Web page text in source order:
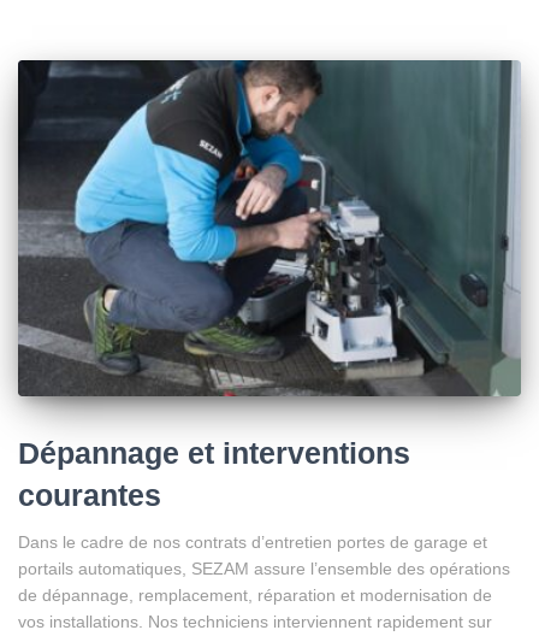
Dépannage et interventions
courantes
Dans le cadre de nos contrats d’entretien portes de garage et
portails automatiques, SEZAM assure l’ensemble des opérations
de dépannage, remplacement, réparation et modernisation de
vos installations. Nos techniciens interviennent rapidement sur